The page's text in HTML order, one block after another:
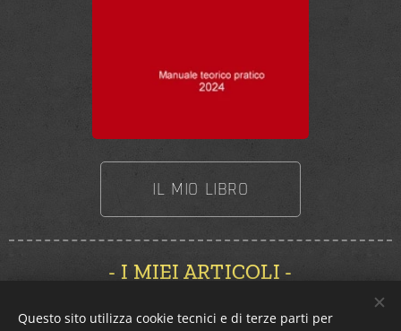
IL MIO LIBRO
- I MIEI ARTICOLI -
RIFLESSIONI D'INVERNO IN MTC
Questo sito utilizza cookie tecnici e di terze parti per